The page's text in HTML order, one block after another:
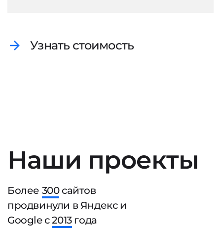
Узнать стоимость
Наши проекты
Более 300сайтов
продвинули в Яндекс и
Google с2013года